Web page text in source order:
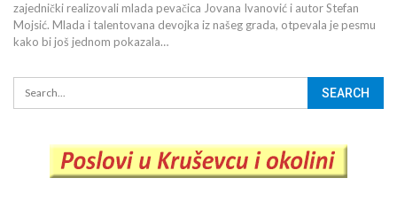
zajednički realizovali mlada pevačica Jovana Ivanović i autor Stefan
Mojsić. Mlada i talentovana devojka iz našeg grada, otpevala je pesmu
kako bi još jednom pokazala…